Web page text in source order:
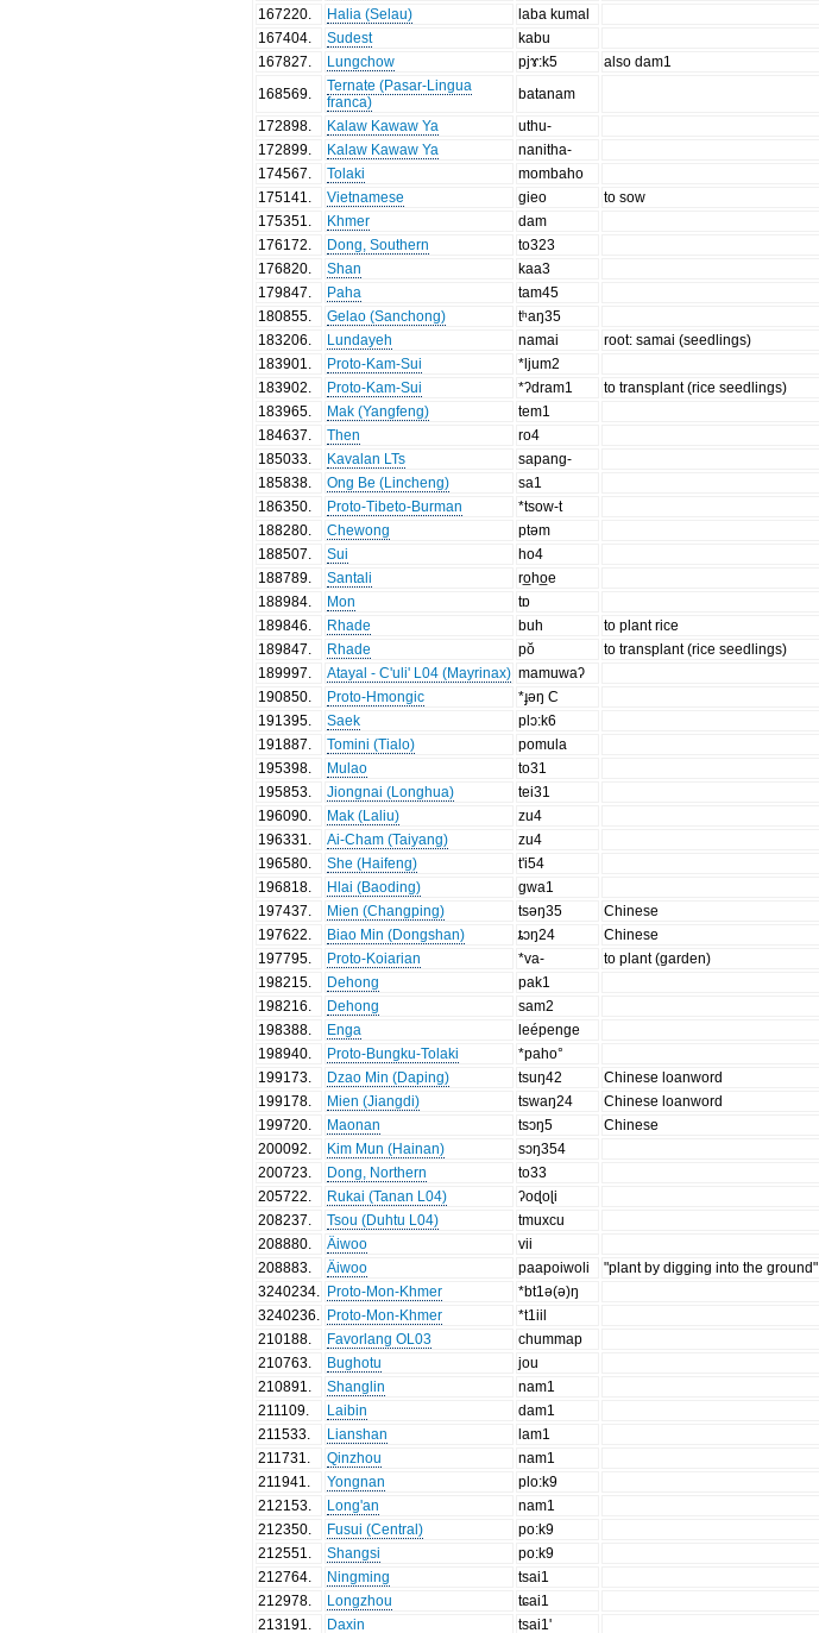
167220
Halia (Selau) laba kumal
167404
Sudest kabu
167827
Lungchow pjɤ:k5 also dam1
168569
Ternate (Pasar-Lingua
franca)
batanam
172898
Kalaw Kawaw Ya uthu-
172899
Kalaw Kawaw Ya nanitha-
174567
Tolaki mombaho
175141
Vietnamese gieo to sow
175351
Khmer dam
176172
Dong, Southern to323
176820
Shan kaa3
179847
Paha tam45
180855
Gelao (Sanchong) tʰaŋ35
183206
Lundayeh namai root: samai (seedlings)
183901
Proto-Kam-Sui *ljum2
183902
Proto-Kam-Sui *ʔdram1 to transplant (rice seedlings)
183965
Mak (Yangfeng) tem1
184637
Then ro4
185033
Kavalan LTs sapang-
185838
Ong Be (Lincheng) sa1
186350
Proto-Tibeto-Burman *tsow-t
188280
Chewong ptəm
188507
Sui ho4
188789
Santali ro̲ho̲e
188984
Mon tɒ
189846
Rhade buh to plant rice
189847
Rhade pŏ to transplant (rice seedlings)
189997
Atayal - C'uli' L04 (Mayrinax) mamuwaʔ
190850
Proto-Hmongic *ɟəŋ C
191395
Saek plɔ:k6
191887
Tomini (Tialo) pomula
195398
Mulao to31
195853
Jiongnai (Longhua) tei31
196090
Mak (Laliu) zu4
196331
Ai-Cham (Taiyang) zu4
196580
She (Haifeng) t'i54
196818
Hlai (Baoding) gwa1
197437
Mien (Changping) tsəŋ35 Chinese
197622
Biao Min (Dongshan) ȶɔŋ24 Chinese
197795
Proto-Koiarian *va- to plant (garden)
198215
Dehong pak1
198216
Dehong sam2
198388
Enga leépenge
198940
Proto-Bungku-Tolaki *paho°
199173
Dzao Min (Daping) tsuŋ42 Chinese loanword
199178
Mien (Jiangdi) tswaŋ24 Chinese loanword
199720
Maonan tsɔŋ5 Chinese
200092
Kim Mun (Hainan) sɔŋ354
200723
Dong, Northern to33
205722
Rukai (Tanan L04) ʔoɖoɭi
208237
Tsou (Duhtu L04) tmuxcu
208880
Äiwoo vii
208883
Äiwoo paapoiwoli "plant by digging into the ground"
3240234
Proto-Mon-Khmer *bt1ə(ə)ŋ
3240236
Proto-Mon-Khmer *t1iil
210188
Favorlang OL03 chummap
210763
Bughotu jou
210891
Shanglin nam1
211109
Laibin dam1
211533
Lianshan lam1
211731
Qinzhou nam1
211941
Yongnan plo:k9
212153
Long'an nam1
212350
Fusui (Central) po:k9
212551
Shangsi po:k9
212764
Ningming tsai1
212978
Longzhou tɕai1
213191
Daxin tsai1'